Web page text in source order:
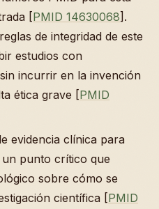
[PMID 14630068].
de integridad de este
estudios con
incurrir en la invención
ética grave [PMID
evidencia clínica para
punto crítico que
sobre cómo se
científica [PMID